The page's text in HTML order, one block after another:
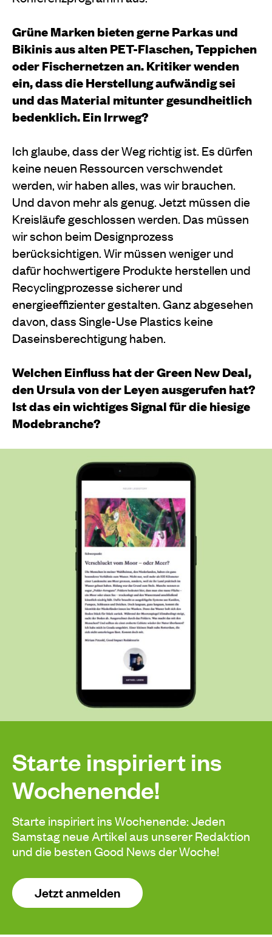
Grüne Marken bieten gerne Parkas und
Bikinis aus alten PET-Flaschen, Teppichen
oder Fischernetzen an. Kritiker wenden
ein, dass die Herstellung aufwändig sei
und das Material mitunter gesundheitlich
bedenklich. Ein Irrweg?
Ich glaube, dass der Weg richtig ist. Es dürfen
keine neuen Ressourcen verschwendet
werden, wir haben alles, was wir brauchen.
Und davon mehr als genug. Jetzt müssen die
Kreisläufe geschlossen werden. Das müssen
wir schon beim Designprozess
berücksichtigen. Wir müssen weniger und
dafür hochwertigere Produkte herstellen und
Recyclingprozesse sicherer und
energieeffizienter gestalten. Ganz abgesehen
davon, dass Single-Use Plastics keine
Daseinsberechtigung haben.
Welchen Einfluss hat der Green New Deal,
den Ursula von der Leyen ausgerufen hat?
Ist das ein wichtiges Signal für die hiesige
Modebranche?
Starte inspiriert ins
Wochenende!
Starte inspiriert ins Wochenende: Jeden
Samstag neue Artikel aus unserer Redaktion
und die besten Good News der Woche!
Jetzt anmelden